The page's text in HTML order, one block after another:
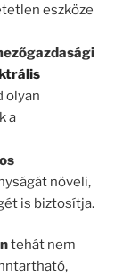
eszköze
olyan
a
növeli,
is biztosítja.
tehát nem